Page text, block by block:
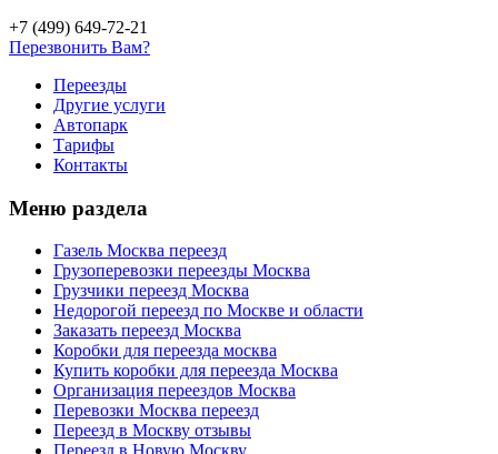
+7 (499) 649-72-21
Перезвонить Вам?
Переезды
Другие услуги
Автопарк
Тарифы
Контакты
Меню раздела
Газель Москва переезд
Грузоперевозки переезды Москва
Грузчики переезд Москва
Недорогой переезд по Москве и области
Заказать переезд Москва
Коробки для переезда москва
Купить коробки для переезда Москва
Организация переездов Москва
Перевозки Москва переезд
Переезд в Москву отзывы